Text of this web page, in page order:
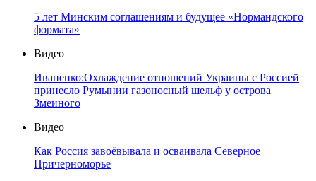
5 лет Минским соглашениям и будущее «Нормандского
формата»
Видео
Иваненко:Охлаждение отношений Украины с Россией
принесло Румынии газоносный шельф у острова
Змеиного
Видео
Как Россия завоёвывала и осваивала Северное
Причерноморье